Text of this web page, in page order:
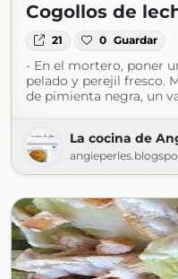
Cogollos de
21 0 Guardar
- En el mortero, poner
pelado y perejil fresco.
de pimienta negra, un
La cocina de